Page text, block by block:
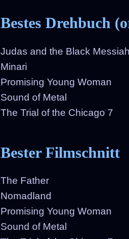
Bestes Drehbuch
Judas and the Black
Minari
Promising Young Woman
Sound of Metal
The Trial of the Chicago 7
Bester Filmschnitt
The Father
Nomadland
Promising Young Woman
Sound of Metal